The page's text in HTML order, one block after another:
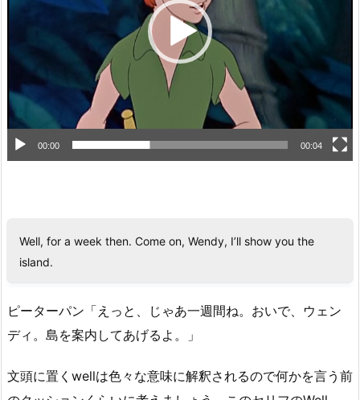
ー
ー
00:00 00:04
Well, for a week then. Come on, Wendy, I’ll show you the
island.
ピーターパン「えっと、じゃあ一週間ね。おいで、ウェン
ディ。島を案内してあげるよ。」
文頭に置くwellは色々な意味に解釈されるので何かを言う前